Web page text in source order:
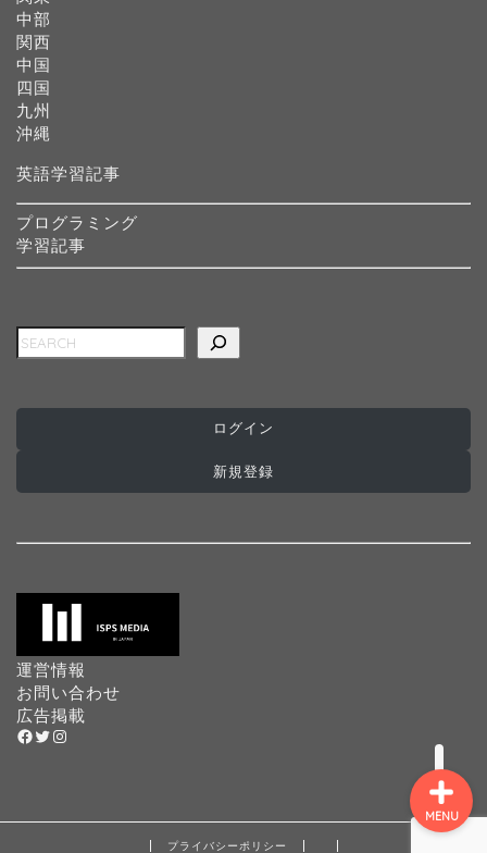
中部
関西
中国
四国
九州
沖縄
英語学習記事
プログラミング
学習記事
検索
ログイン
新規登録
運営情報
お問い合わせ
広告掲載
Facebook Twitter Instagram
プライバシーポリシー
MENU
ール